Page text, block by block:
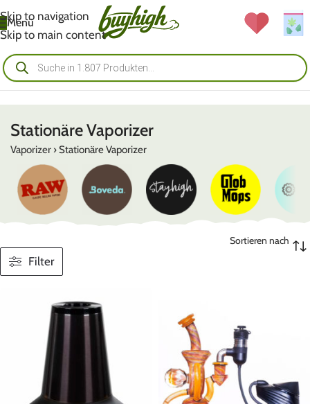
Skip to navigation
Skip to main content
Menü
Stationäre Vaporizer
Vaporizer ›Stationäre Vaporizer
Filter
Sortieren nach